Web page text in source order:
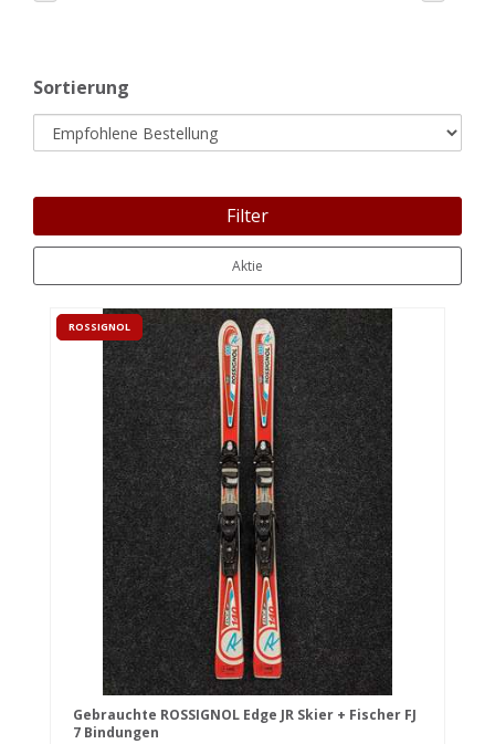
Sortierung
Filter
Aktie
ROSSIGNOL
Gebrauchte ROSSIGNOL Edge JR Skier + Fischer FJ
7 Bindungen